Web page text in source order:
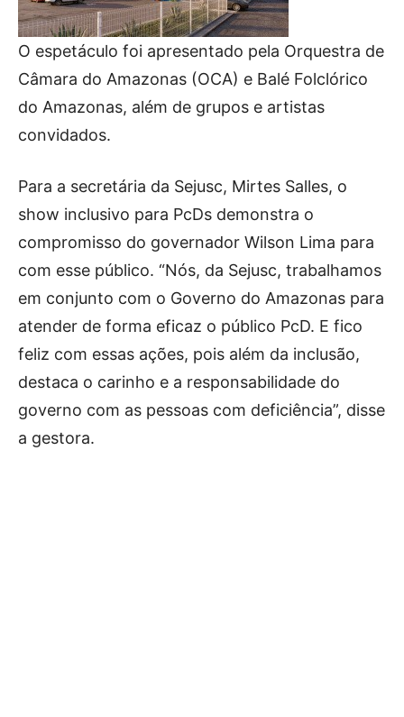
O espetáculo foi apresentado pela Orquestra de
Câmara do Amazonas (OCA) e Balé Folclórico
do Amazonas, além de grupos e artistas
convidados.
Para a secretária da Sejusc, Mirtes Salles, o
show inclusivo para PcDs demonstra o
compromisso do governador Wilson Lima para
com esse público. “Nós, da Sejusc, trabalhamos
em conjunto com o Governo do Amazonas para
atender de forma eficaz o público PcD. E fico
feliz com essas ações, pois além da inclusão,
destaca o carinho e a responsabilidade do
governo com as pessoas com deficiência”, disse
a gestora.